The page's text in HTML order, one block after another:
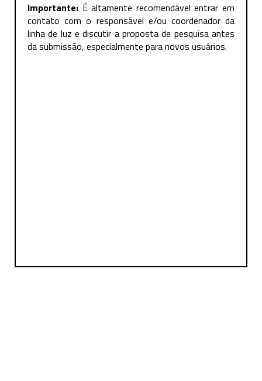
Importante: É altamente recomendável entrar em
contato com o responsável e/ou coordenador da
linha de luz e discutir a proposta de pesquisa antes
da submissão, especialmente para novos usuários.